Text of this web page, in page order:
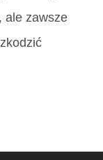
ale zawsze